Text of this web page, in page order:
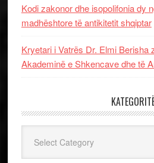
Kodi zakonor dhe isopolifonia dy
madhështore të antikitetit shqiptar
Kryetari i Vatrës Dr. Elmi Berisha
Akademinë e Shkencave dhe të